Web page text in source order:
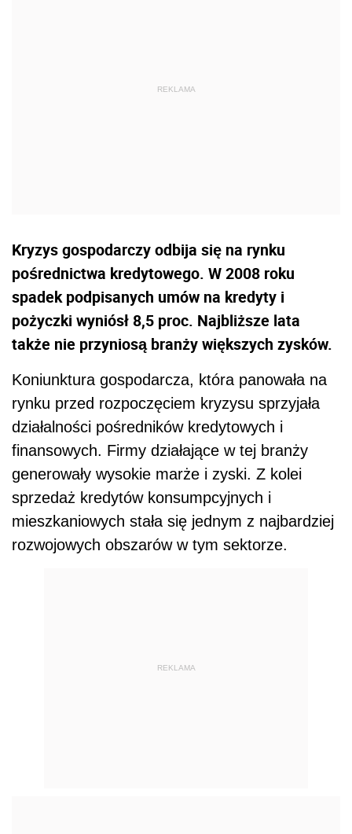
Kryzys gospodarczy odbija się na rynku
pośrednictwa kredytowego. W 2008 roku
spadek podpisanych umów na kredyty i
pożyczki wyniósł 8,5 proc. Najbliższe lata
także nie przyniosą branży większych zysków.
Koniunktura gospodarcza, która panowała na
rynku przed rozpoczęciem kryzysu sprzyjała
działalności pośredników kredytowych i
finansowych. Firmy działające w tej branży
generowały wysokie marże i zyski. Z kolei
sprzedaż kredytów konsumpcyjnych i
mieszkaniowych stała się jednym z najbardziej
rozwojowych obszarów w tym sektorze.
REKLAMA